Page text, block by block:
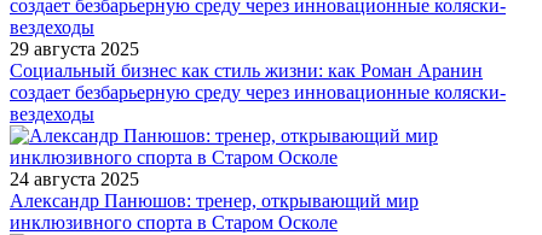
29 августа 2025
Социальный бизнес как стиль жизни: как Роман Аранин
создает безбарьерную среду через инновационные коляски-
вездеходы
24 августа 2025
Александр Панюшов: тренер, открывающий мир
инклюзивного спорта в Старом Осколе